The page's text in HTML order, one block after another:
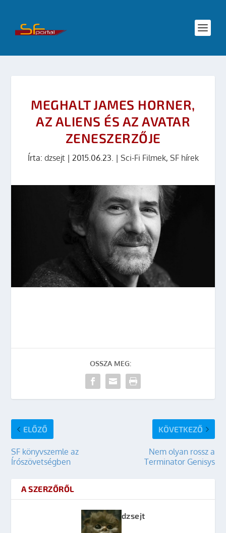
MEGHALT JAMES HORNER,
AZ ALIENS ÉS AZ AVATAR
ZENESZERZŐJE
Írta: dzsejt| 2015.06.23. | Sci-Fi Filmek, SF hírek
OSSZA MEG:
ELŐZŐ
SF könyvszemle az
Írószövetségben
KÖVETKEZŐ
Nem olyan rossz a
Terminator Genisys
A SZERZŐRŐL
dzsejt